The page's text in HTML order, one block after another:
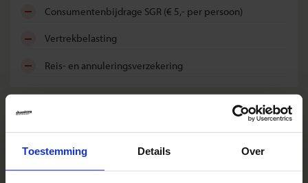
Toestemming Details Over
consumentenbijdrage SGR (€ 5,- per persoon)
vertrekbelasting
reis- en annuleringsverzekering
Reizen: de feiten op een rij
We kunnen ons voorstellen dat je nog vragen hebt over hoe